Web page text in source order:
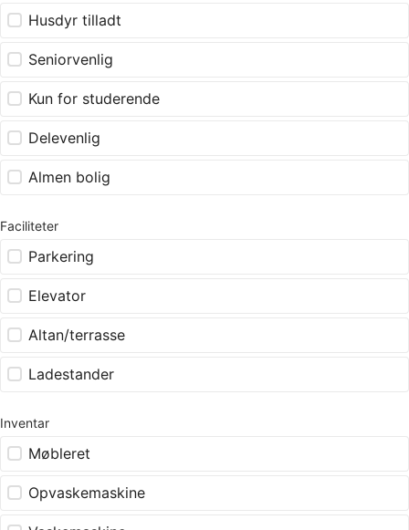
Husdyr tilladt
Seniorvenlig
Kun for studerende
Delevenlig
Almen bolig
Faciliteter
Parkering
Elevator
Altan/terrasse
Ladestander
Inventar
Møbleret
Opvaskemaskine